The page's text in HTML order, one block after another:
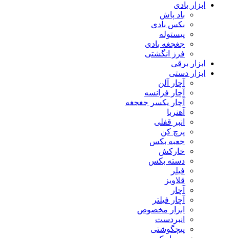
ابزار بادی
باد پاش
بکس بادی
پیستوله
جغجغه بادی
فرز انگشتی
ابزار برقی
ابزار دستی
آچار آلن
آچار فرانسه
آچار یکسر جغجغه
آهنربا
انبر قفلی
پرچ کن
جعبه بکس
خارکش
دسته بکس
فیلر
قلاویز
آچار
آچار فیلتر
ابزار مخصوص
انبردست
پیچگوشتی